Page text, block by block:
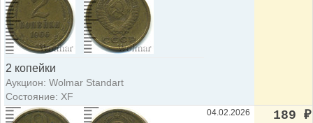
2 копейки
Аукцион: Wolmar Standart
Состояние: XF
04.02.2026 189 ₽